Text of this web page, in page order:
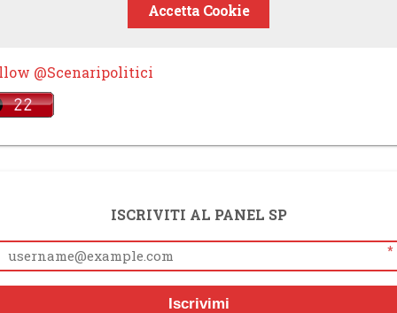
Accetta Cookie
@Scenaripolitici
ISCRIVITI AL PANEL SP
*
Iscrivimi